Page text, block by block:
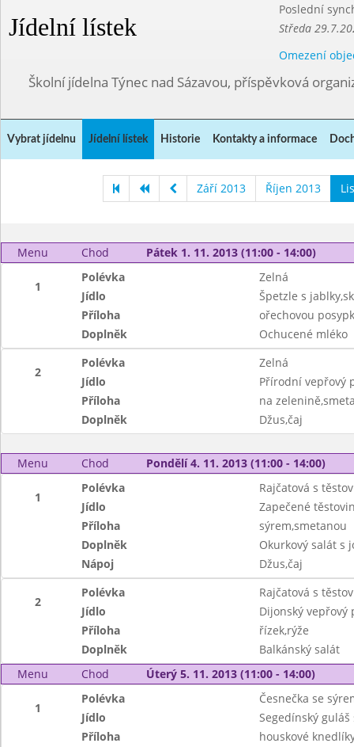
Jídelní lístek
Poslední
Středa
Omezení
Školní jídelna Týnec nad Sázavou, příspěvková
Vybrat jídelnu Jídelní lístek Historie Kontakty a informace
Září 2013 Říjen 2013
Menu Chod Pátek 1. 11. 2013 (11:00 - 14:00)
1
Polévka
Zelná
Jídlo
Špetzle s
Příloha
ořechovou
Doplněk
Ochucené mléko
2
Polévka
Zelná
Jídlo
Přírodní vepřový
Příloha
na
Doplněk
Džus,čaj
Menu Chod Pondělí 4. 11. 2013 (11:00 - 14:00)
1
Polévka
Rajčatová s
Jídlo
Zapečené
Příloha
sýrem,smetanou
Doplněk
Okurkový salát s
Nápoj
Džus,čaj
2
Polévka
Rajčatová s
Jídlo
Dijonský vepřový
Příloha
řízek,rýže
Doplněk
Balkánský salát
Menu
Chod Úterý 5. 11. 2013 (11:00 - 14:00)
1
Polévka
Česnečka se
Jídlo
Segedínský guláš
Příloha
houskové